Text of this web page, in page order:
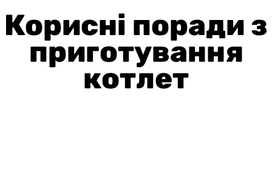
Корисні поради з
приготування
котлет